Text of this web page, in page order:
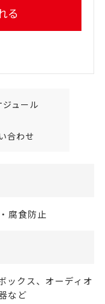
る
ュール
合わせ
腐食防止
ックス、オーディオ
など